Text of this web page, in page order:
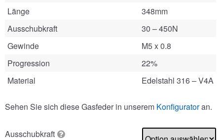
Länge
348mm
Ausschubkraft
30 – 450N
Gewinde
M5 x 0.8
Progression
22%
Material
Edelstahl 316 – V4A
Sehen Sie sich diese Gasfeder in unserem Konfiguratoran.
Ausschubkraft